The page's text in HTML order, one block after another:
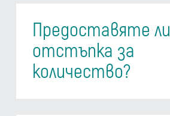
Предоставяте ли
отстъпка за
количество?